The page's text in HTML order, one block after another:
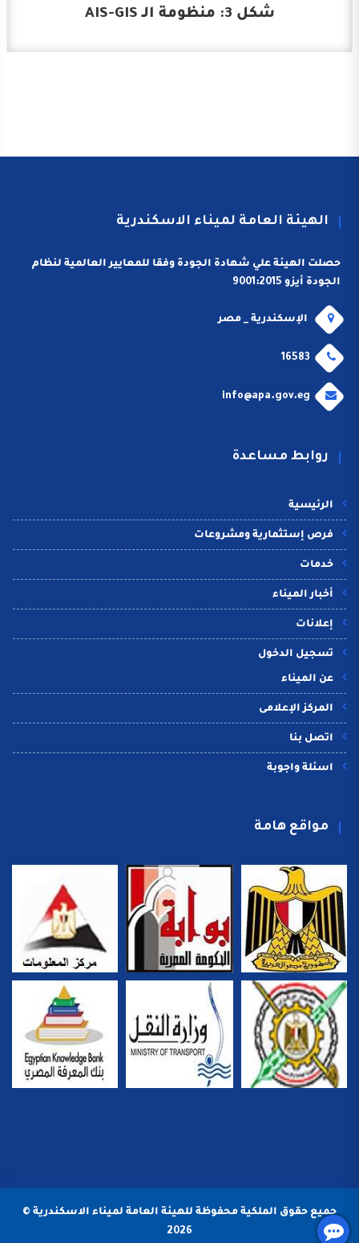
شكل 3: منظومة الـ AIS-GIS
الهيئة العامة لميناء الاسكندرية
حصلت الهيئة علي شهادة الجودة وفقا للمعايير العالمية لنظام
الجودة أيزو 9001:2015
الإسكندرية _ مصر
16583
info@apa.gov.eg
روابط مساعدة
الرئيسية
فرص إستثمارية ومشروعات
خدمات
أخبار الميناء
إعلانات
تسجيل الدخول
عن الميناء
المركز الإعلامى
اتصل بنا
اسئلة واجوبة
مواقع هامة
جميع حقوق الملكية محفوظة للهيئة العامة لميناء الاسكندرية ©
2026